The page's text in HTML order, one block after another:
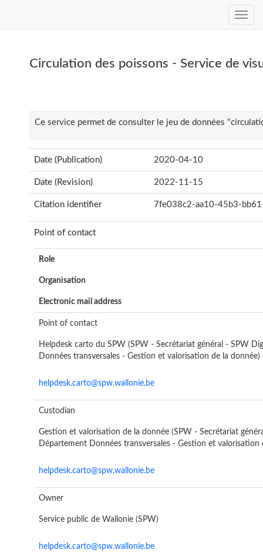
Circulation des poissons - Service de
Ce service permet de consulter le jeu de données
Date (Publication) 2020-04-10
Date (Revision) 2022-11-15
Citation identifier 7fe038c2-aa10-45b3-
Point of contact
Role
Organisation
Electronic mail address
Point of contact
Helpdesk carto du SPW (SPW - Secrétariat général - SPW
Données transversales - Gestion et valorisation de la donnée)
helpdesk.carto@spw.wallonie.be
Custodian
Gestion et valorisation de la donnée (SPW - Secrétariat
Département Données transversales - Gestion et valorisation
helpdesk.carto@spw.wallonie.be
Owner
Service public de Wallonie (SPW)
helpdesk.carto@spw.wallonie.be